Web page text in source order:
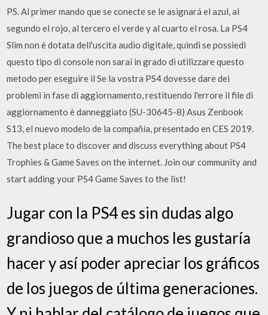
PS. Al primer mando que se conecte se le asignará el azul, al
segundo el rojo, al tercero el verde y al cuarto el rosa. La PS4
Slim non è dotata dell'uscita audio digitale, quindi se possiedi
questo tipo di console non sarai in grado di utilizzare questo
metodo per eseguire il Se la vostra PS4 dovesse dare dei
problemi in fase di aggiornamento, restituendo l'errore il file di
aggiornamento è danneggiato (SU-30645-8) Asus Zenbook
S13, el nuevo modelo de la compañía, presentado en CES 2019.
The best place to discover and discuss everything about PS4
Trophies & Game Saves on the internet. Join our community and
start adding your PS4 Game Saves to the list!
Jugar con la PS4 es sin dudas algo
grandioso que a muchos les gustaría
hacer y así poder apreciar los gráficos
de los juegos de última generaciones.